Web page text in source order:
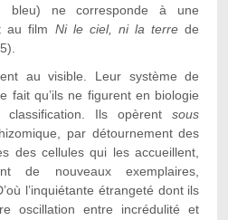
bleu) ne corresponde à une
au film Ni le ciel, ni la terre de
au visible. Leur système de
fait qu’ils ne figurent en biologie
Ils opèrentsous
par détournement des
des cellules qui les accueillent,
de nouveaux exemplaires,
l’inquiétante étrangeté dont ils
oscillation entre incrédulité et